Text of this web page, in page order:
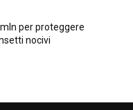
per proteggere
nocivi